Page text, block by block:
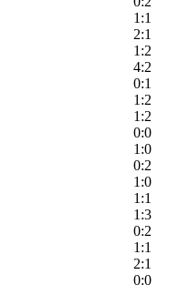
1:1
2:1
1:2
4:2
0:1
1:2
1:2
0:0
1:0
0:2
1:0
1:1
1:3
0:2
1:1
2:1
0:0